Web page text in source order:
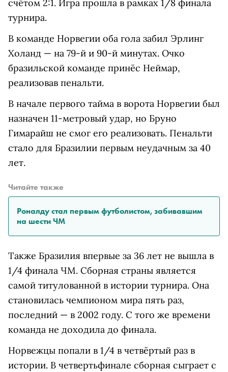
счётом 2:1. Игра прошла в рамках 1/8 финала
турнира.
В команде Норвегии оба гола забил Эрлинг
Холанд — на 79-й и 90-й минутах. Очко
бразильской команде принёс Неймар,
реализовав пенальти.
В начале первого тайма в ворота Норвегии был
назначен 11-метровый удар, но Бруно
Гимарайш не смог его реализовать. Пенальти
стало для Бразилии первым неудачным за 40
лет.
Читайте также
Роналду стал первым футболистом, забивавшим
на шести ЧМ
Также Бразилия впервые за 36 лет не вышла в
1/4 финала ЧМ. Сборная страны является
самой титулованной в истории турнира. Она
становилась чемпионом мира пять раз,
последний — в 2002 году. С того же времени
команда не доходила до финала.
Норвежцы попали в 1/4 в четвёртый раз в
истории. В четвертьфинале сборная сыграет с